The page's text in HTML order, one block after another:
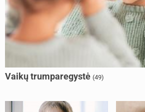
Vaikų trumparegystė (49)